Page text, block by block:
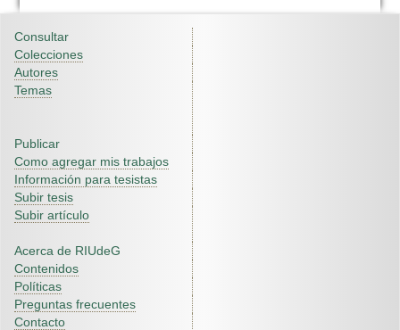
Consultar
Colecciones
Autores
Temas
Publicar
Como agregar mis trabajos
Información para tesistas
Subir tesis
Subir artículo
Acerca de RIUdeG
Contenidos
Políticas
Preguntas frecuentes
Contacto